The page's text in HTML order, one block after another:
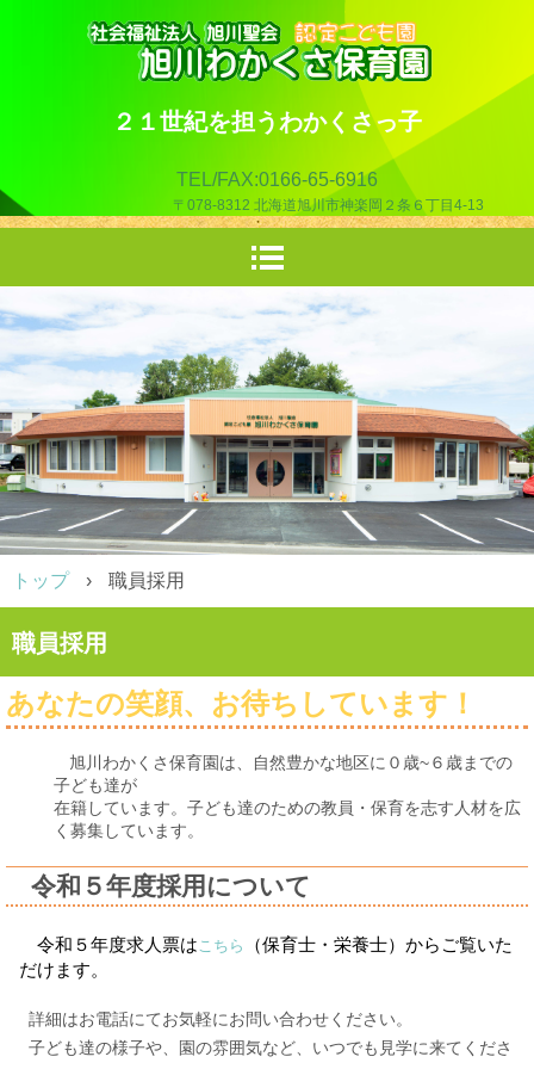
２１世紀を担うわかくさっ子
TEL/FAX:0166-65-6916
〒078-8312 北海道旭川市神楽岡２条６丁目4‐13
トップ › 職員採用
職員採用
あなたの笑顔、お待ちしています！
旭川わかくさ保育園は、自然豊かな地区に０歳~６歳までの
子ども達が
在籍しています。子ども達のための教員・保育を志す人材を広
く募集しています。
令和５年度採用について
令和５年度求人票は こちら
（保育士・栄養士）からご覧いた
だけます。
詳細はお電話にてお気軽にお問い合わせください。
子ども達の様子や、園の雰囲気など、いつでも見学に来てくださ